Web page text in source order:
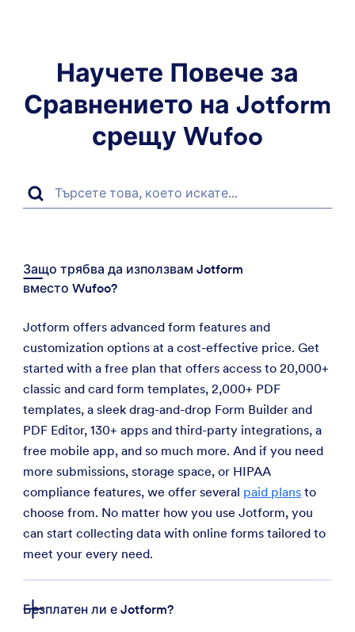
Научете Повече за
Сравнението на Jotform
срещу Wufoo
Защо трябва да използвам Jotform
вместо Wufoo?
Jotform offers advanced form features and
customization options at a cost-effective price. Get
started with a free plan that offers access to 20,000+
classic and card form templates, 2,000+ PDF
templates, a sleek drag-and-drop Form Builder and
PDF Editor, 130+ apps and third-party integrations, a
free mobile app, and so much more. And if you need
more submissions, storage space, or HIPAA
compliance features, we offer several paid plans to
choose from. No matter how you use Jotform, you
can start collecting data with online forms tailored to
meet your every need.
Безплатен ли е Jotform?